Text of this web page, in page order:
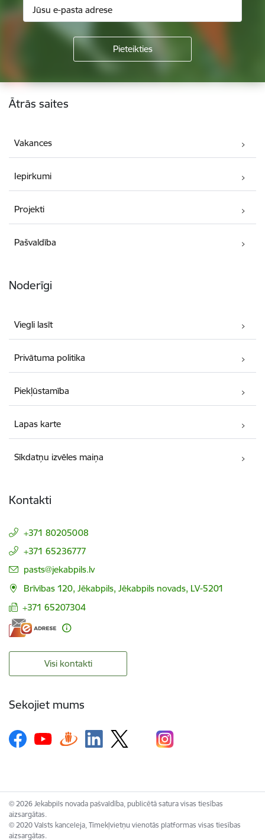
Kājene
Ātrās saites
Vakances
Iepirkumi
Projekti
Pašvaldība
Noderīgi
Viegli lasīt
Privātuma politika
Piekļūstamība
Lapas karte
Sīkdatņu izvēles maiņa
Kontakti
+371 80205008
+371 65236777
E-pasts:
pasts@jekabpils.lv
Brīvības 120, Jēkabpils, Jēkabpils novads, LV-5201
+371 65207304
Visi kontakti
Sekojiet mums
© 2026 Jekabpils novada pašvaldība, publicētā satura visas tiesības
aizsargātas.
© 2020 Valsts kanceleja, Tīmekļvietņu vienotās platformas visas tiesības
aizsargātas.